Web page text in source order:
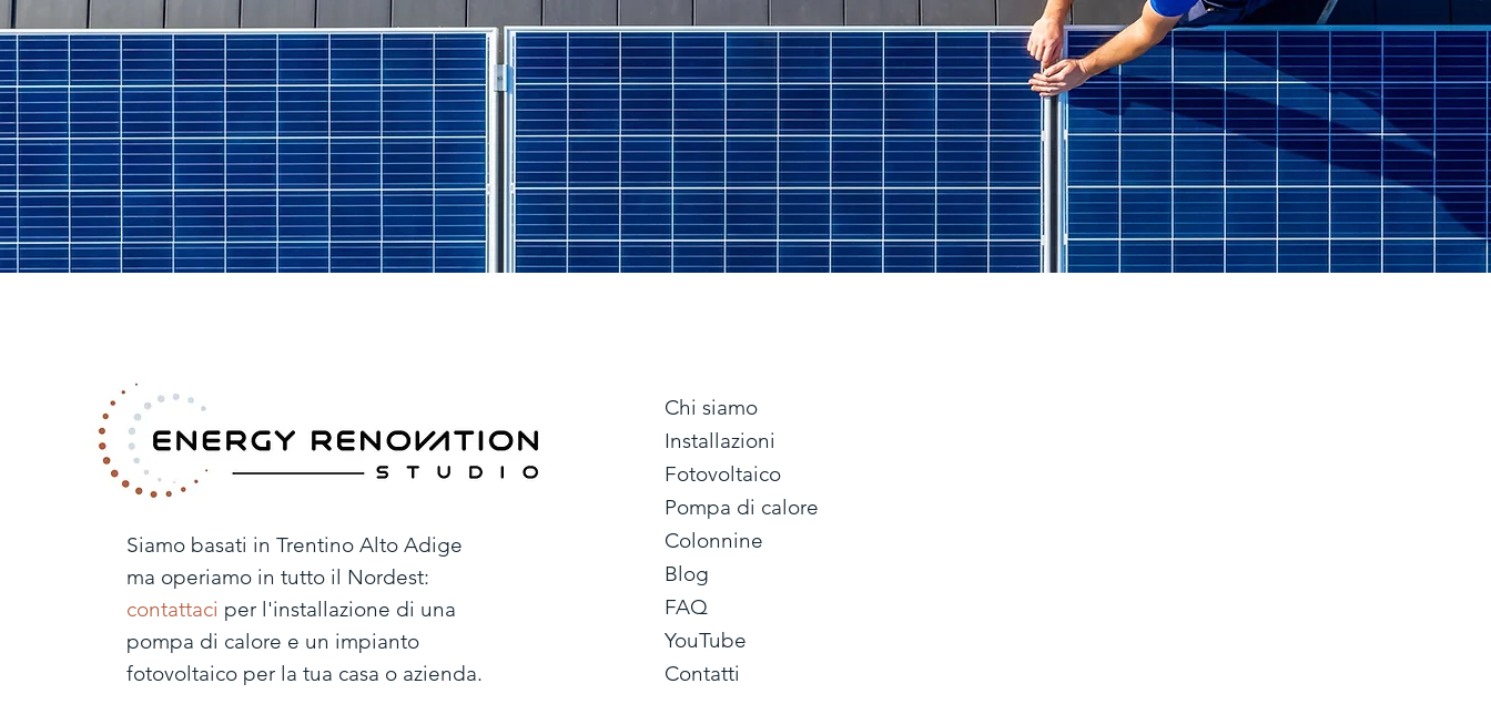
Siamo basati in Trentino Alto Adige
ma operiamo in tutto il Nordest:
contattaci per l'installazione di una
pompa di calore e un impianto
fotovoltaico per la tua casa o azienda.
Chi siamo
Installazioni
Fotovoltaico
Pompa di calore
Colonnine
Blog
FAQ
YouTube
Contatti